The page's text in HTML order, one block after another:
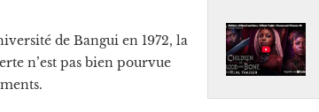
de Bangui en 1972, la
n’est pas bien pourvue